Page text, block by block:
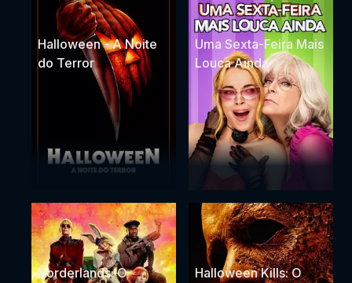
Halloween - A Noite
do Terror
Uma Sexta-Feira Mais
Louca Ainda
Borderlands: O
Halloween Kills: O